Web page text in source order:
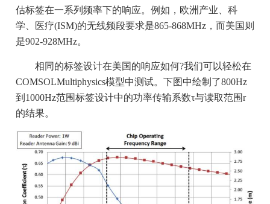
估标签在一系列频率下的响应。例如，欧洲产业、科
学、医疗(ISM)的无线频段要求是865-868MHz，而美国则
是902-928MHz。
相同的标签设计在美国的响应如何?我们可以轻松在
COMSOLMultiphysics模型中测试。下图中绘制了800Hz
到1000Hz范围标签设计中的功率传输系数τ与读取范围r
的结果。